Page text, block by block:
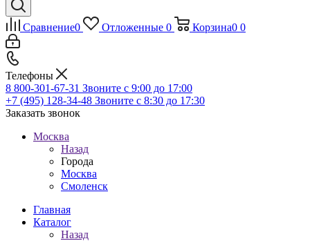
Сравнение0 Отложенные 0 Корзина0 0
Телефоны
8 800-301-67-31 Звоните с 9:00 до 17:00
+7 (495) 128-34-48 Звоните с 8:30 до 17:30
Заказать звонок
Москва
Назад
Города
Москва
Смоленск
Главная
Каталог
Назад